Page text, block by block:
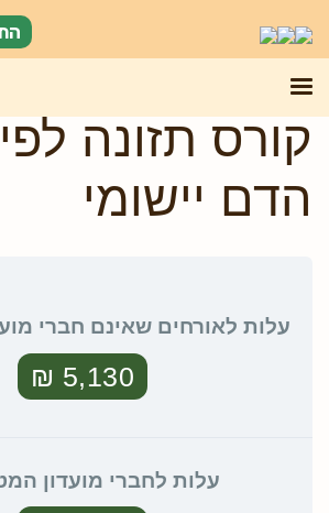
קורס תזונה
הדם יישומי
עלות לאורחים שאינם חברי
5,130 ₪
עלות לחברי מועדון